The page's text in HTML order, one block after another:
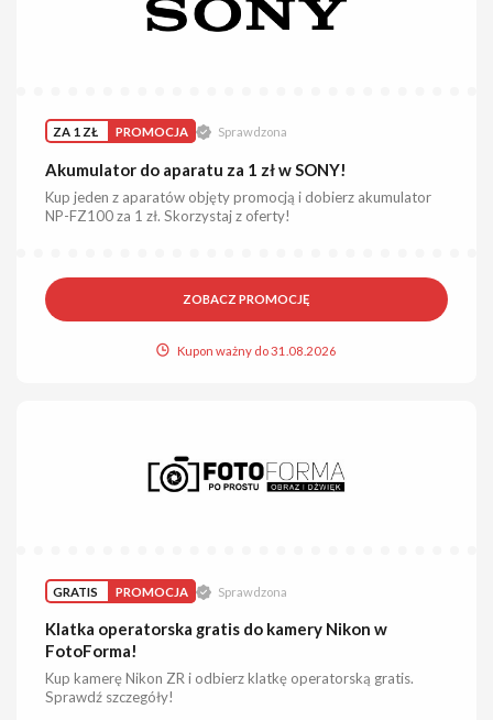
ZA 1 ZŁ PROMOCJA Sprawdzona
Akumulator do aparatu za 1 zł w SONY!
Kup jeden z aparatów objęty promocją i dobierz akumulator
NP-FZ100 za 1 zł. Skorzystaj z oferty!
ZOBACZ PROMOCJĘ
Kupon ważny do 31.08.2026
GRATIS PROMOCJA Sprawdzona
Klatka operatorska gratis do kamery Nikon w
FotoForma!
Kup kamerę Nikon ZR i odbierz klatkę operatorską gratis.
Sprawdź szczegóły!